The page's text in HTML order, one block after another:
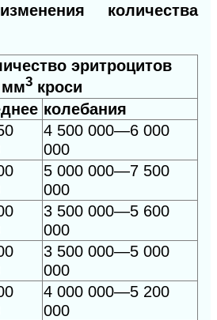
количества
эритроцитов
мм3 кроси
колебания
4 500 000—6 000
000
5 000 000—7 500
000
3 500 000—5 600
000
3 500 000—5 000
000
4 000 000—5 200
000